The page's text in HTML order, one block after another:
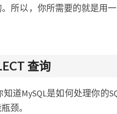
所以，你所需要的就是用一
查询
道MySQL是如何处理你的
颈。